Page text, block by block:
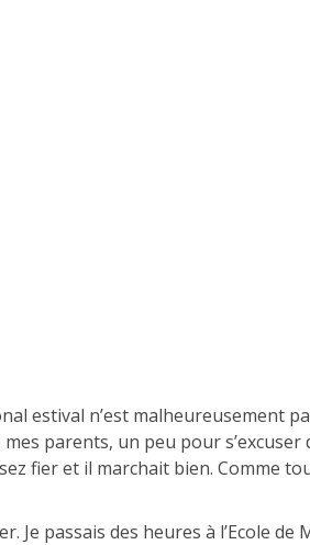
estival n’est malheureusement
parents, un peu pour s’excuser
fier et il marchait bien. Comme
Je passais des heures à l’Ecole